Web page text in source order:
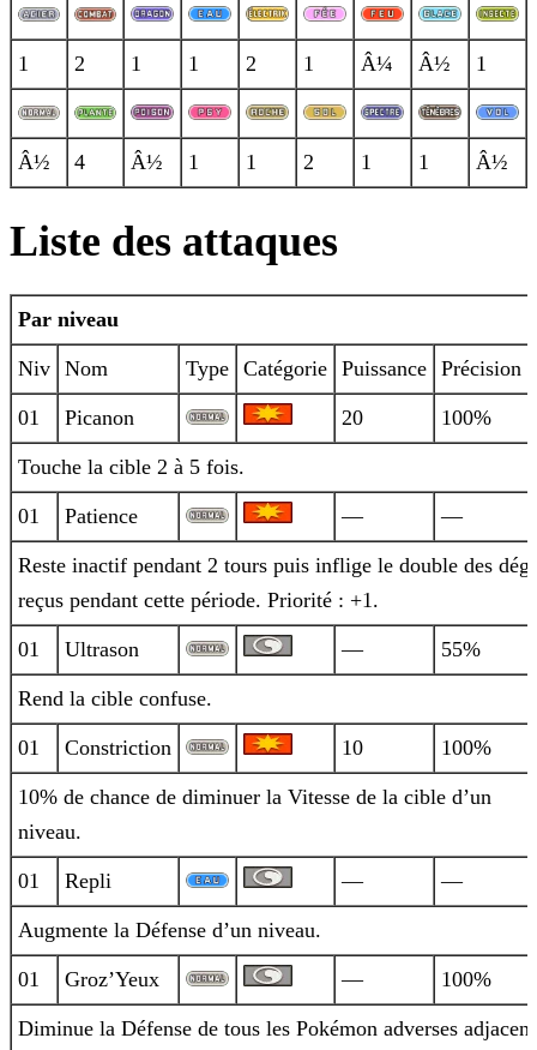
1 2 1 1 2 1 Â¼ Â½ 1
Â½ 4 Â½ 1 1 2 1 1 Â½
Liste des attaques
Par niveau
Niv Nom Type Catégorie Puissance Précision
01 Picanon 20 100%
Touche la cible 2 à 5 fois.
01 Patience — —
Reste inactif pendant 2 tours puis inflige le double des
reçus pendant cette période. Priorité : +1.
01 Ultrason — 55%
Rend la cible confuse.
01 Constriction 10 100%
10% de chance de diminuer la Vitesse de la cible d’un
niveau.
01 Repli — —
Augmente la Défense d’un niveau.
01 Groz’Yeux — 100%
Diminue la Défense de tous les Pokémon adverses